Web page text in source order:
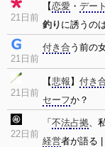
21日前
【恋愛 ・ デート
釣り に誘うの
21日前
付き合う前の
21日前
【悲報 】 付き
セーフか？
22日前
「 不法占拠、
経営者が語る